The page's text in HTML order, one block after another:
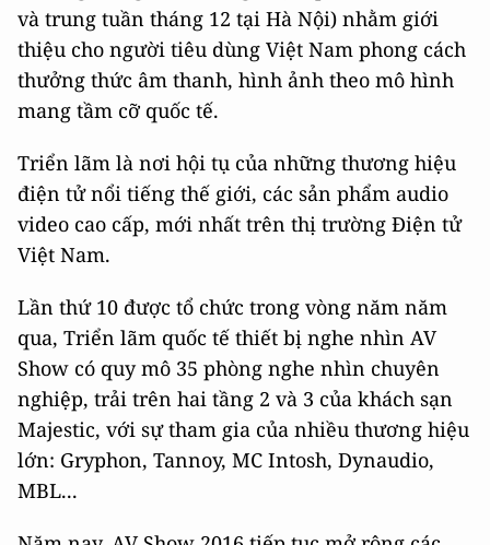
và trung tuần tháng 12 tại Hà Nội) nhằm giới
thiệu cho người tiêu dùng Việt Nam phong cách
thưởng thức âm thanh, hình ảnh theo mô hình
mang tầm cỡ quốc tế.
Triển lãm là nơi hội tụ của những thương hiệu
điện tử nổi tiếng thế giới, các sản phẩm audio
video cao cấp, mới nhất trên thị trường Điện tử
Việt Nam.
Lần thứ 10 được tổ chức trong vòng năm năm
qua, Triển lãm quốc tế thiết bị nghe nhìn AV
Show có quy mô 35 phòng nghe nhìn chuyên
nghiệp, trải trên hai tầng 2 và 3 của khách sạn
Majestic, với sự tham gia của nhiều thương hiệu
lớn: Gryphon, Tannoy, MC Intosh, Dynaudio,
MBL...